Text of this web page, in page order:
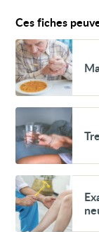
Ces fiches
Voir
Maladie
de
Parkinson
Voir
Tremblements
essentiels
Voir
Examen
du
système
nerveux